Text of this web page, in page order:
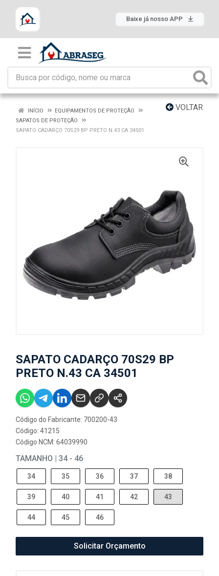
Baixe já nosso APP
VOLTAR
INÍCIO
EQUIPAMENTOS DE PROTEÇÃO
SAPATOS DE PROTEÇÃO
SAPATO CADARÇO 70S29 BP PRETO N.43 CA 34501
SAPATO CADARÇO 70S29 BP
PRETO N.43 CA 34501
Código do Fabricante: 700200-43
Código: 41215
Código NCM: 64039990
TAMANHO | 34 - 46
34 35 36 37 38
39 40 41 42 43
44 45 46
Solicitar Orçamento